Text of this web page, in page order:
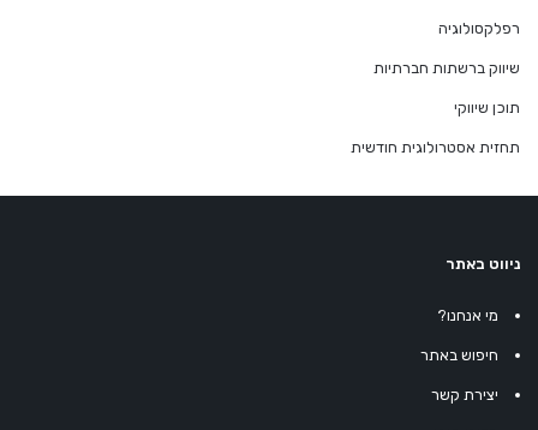
רפלקסולוגיה
שיווק ברשתות חברתיות
תוכן שיווקי
תחזית אסטרולוגית חודשית
ניווט באתר
מי אנחנו?
חיפוש באתר
יצירת קשר